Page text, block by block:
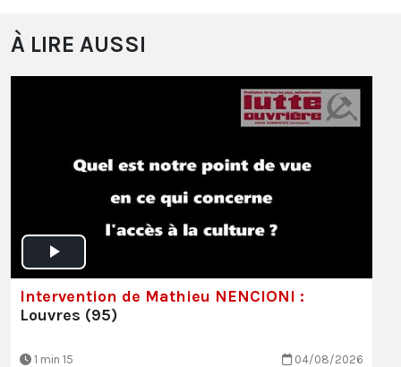
À LIRE AUSSI
Intervention de Mathieu NENCIONI :
Louvres (95)
1 min 15 04/08/2026